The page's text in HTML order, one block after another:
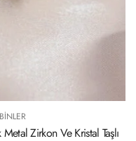
VE KOMBINLER
Renk Metal Zirkon Taşlı